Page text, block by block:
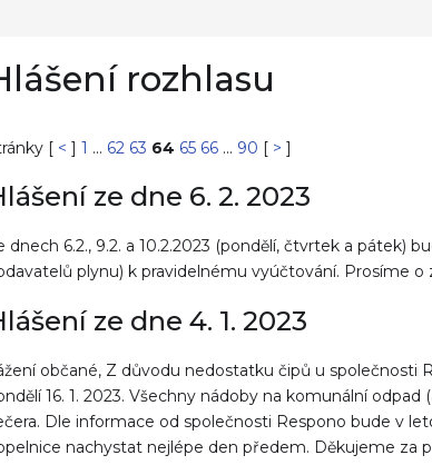
rozhlasu
[ < ] 1 ... 62 63 64 65 66 ... 90 [ > ]
ze dne 6. 2. 2023
dnech 6.2., 9.2. a 10.2.2023 (pondělí, čtvrtek a
plynu) k pravidelnému vyúčtování. Prosíme
ze dne 4. 1. 2023
občané, Z důvodu nedostatku čipů u společnosti
16. 1. 2023. Všechny nádoby na komunální
Dle informace od společnosti Respono bude v
nachystat nejlépe den předem. Děkujeme za